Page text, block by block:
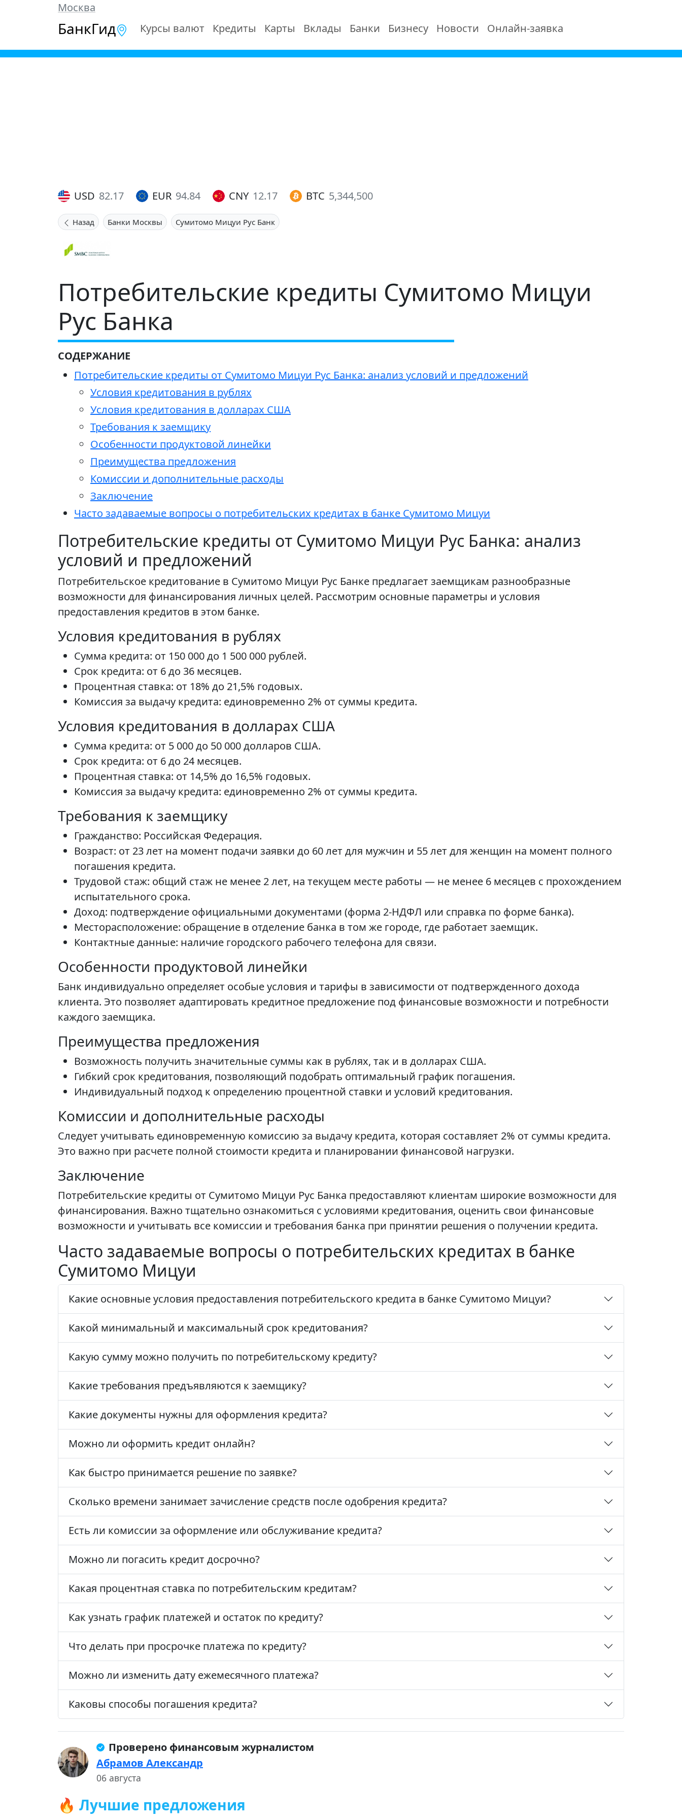
Москва
БанкГид Курсы валют Кредиты Карты Вклады Банки Бизнесу Новости Онлайн-заявка
USD 82.17 EUR 94.84 CNY 12.17 BTC 5,344,500
Назад Банки Москвы Сумитомо Мицуи Рус Банк
Потребительские кредиты Сумитомо Мицуи
Рус Банка
СОДЕРЖАНИЕ
Потребительские кредиты от Сумитомо Мицуи Рус Банка: анализ условий и предложений
Условия кредитования в рублях
Условия кредитования в долларах США
Требования к заемщику
Особенности продуктовой линейки
Преимущества предложения
Комиссии и дополнительные расходы
Заключение
Часто задаваемые вопросы о потребительских кредитах в банке Сумитомо Мицуи
Потребительские кредиты от Сумитомо Мицуи Рус Банка: анализ
условий и предложений
Потребительское кредитование в Сумитомо Мицуи Рус Банке предлагает заемщикам разнообразные
возможности для финансирования личных целей. Рассмотрим основные параметры и условия
предоставления кредитов в этом банке.
Условия кредитования в рублях
Сумма кредита: от 150 000 до 1 500 000 рублей.
Срок кредита: от 6 до 36 месяцев.
Процентная ставка: от 18% до 21,5% годовых.
Комиссия за выдачу кредита: единовременно 2% от суммы кредита.
Условия кредитования в долларах США
Сумма кредита: от 5 000 до 50 000 долларов США.
Срок кредита: от 6 до 24 месяцев.
Процентная ставка: от 14,5% до 16,5% годовых.
Комиссия за выдачу кредита: единовременно 2% от суммы кредита.
Требования к заемщику
Гражданство: Российская Федерация.
Возраст: от 23 лет на момент подачи заявки до 60 лет для мужчин и 55 лет для женщин на момент полного
погашения кредита.
Трудовой стаж: общий стаж не менее 2 лет, на текущем месте работы — не менее 6 месяцев с прохождением
испытательного срока.
Доход: подтверждение официальными документами (форма 2-НДФЛ или справка по форме банка).
Месторасположение: обращение в отделение банка в том же городе, где работает заемщик.
Контактные данные: наличие городского рабочего телефона для связи.
Особенности продуктовой линейки
Банк индивидуально определяет особые условия и тарифы в зависимости от подтвержденного дохода
клиента. Это позволяет адаптировать кредитное предложение под финансовые возможности и потребности
каждого заемщика.
Преимущества предложения
Возможность получить значительные суммы как в рублях, так и в долларах США.
Гибкий срок кредитования, позволяющий подобрать оптимальный график погашения.
Индивидуальный подход к определению процентной ставки и условий кредитования.
Комиссии и дополнительные расходы
Следует учитывать единовременную комиссию за выдачу кредита, которая составляет 2% от суммы кредита.
Это важно при расчете полной стоимости кредита и планировании финансовой нагрузки.
Заключение
Потребительские кредиты от Сумитомо Мицуи Рус Банка предоставляют клиентам широкие возможности для
финансирования. Важно тщательно ознакомиться с условиями кредитования, оценить свои финансовые
возможности и учитывать все комиссии и требования банка при принятии решения о получении кредита.
Часто задаваемые вопросы о потребительских кредитах в банке
Сумитомо Мицуи
Какие основные условия предоставления потребительского кредита в банке Сумитомо Мицуи?
Какой минимальный и максимальный срок кредитования?
Какую сумму можно получить по потребительскому кредиту?
Какие требования предъявляются к заемщику?
Какие документы нужны для оформления кредита?
Можно ли оформить кредит онлайн?
Как быстро принимается решение по заявке?
Сколько времени занимает зачисление средств после одобрения кредита?
Есть ли комиссии за оформление или обслуживание кредита?
Можно ли погасить кредит досрочно?
Какая процентная ставка по потребительским кредитам?
Как узнать график платежей и остаток по кредиту?
Что делать при просрочке платежа по кредиту?
Можно ли изменить дату ежемесячного платежа?
Каковы способы погашения кредита?
Проверено финансовым журналистом
Абрамов Александр
06 августа
🔥 Лучшие предложения